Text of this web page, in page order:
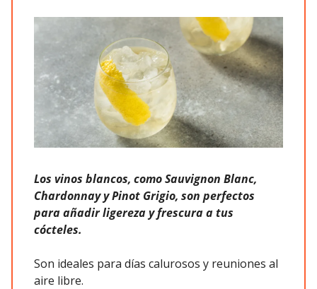
Los vinos blancos, como Sauvignon Blanc,
Chardonnay y Pinot Grigio, son perfectos
para añadir ligereza y frescura a tus
cócteles.
Son ideales para días calurosos y reuniones al
aire libre.